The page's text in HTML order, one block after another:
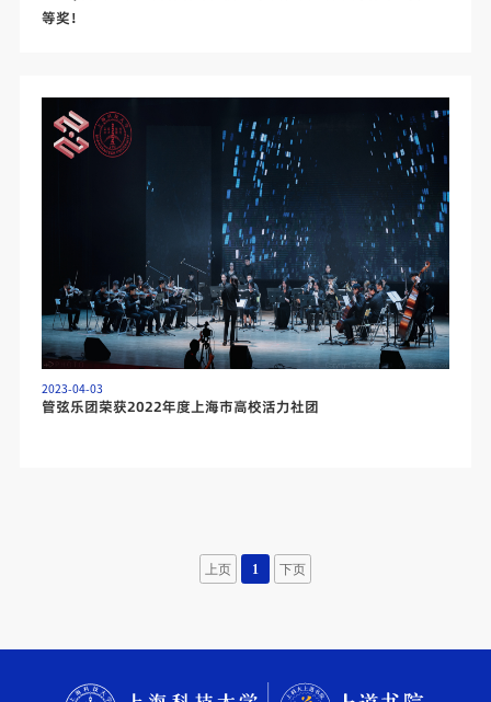
等奖！
2023-04-03
管弦乐团荣获2022年度上海市高校活力社团
上页 1 下页